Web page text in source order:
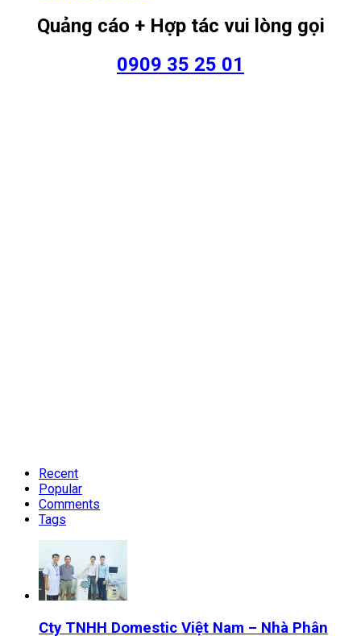
Quảng cáo + Hợp tác vui lòng gọi
0909 35 25 01
Recent
Popular
Comments
Tags
Cty TNHH Domestic Việt Nam – Nhà Phân